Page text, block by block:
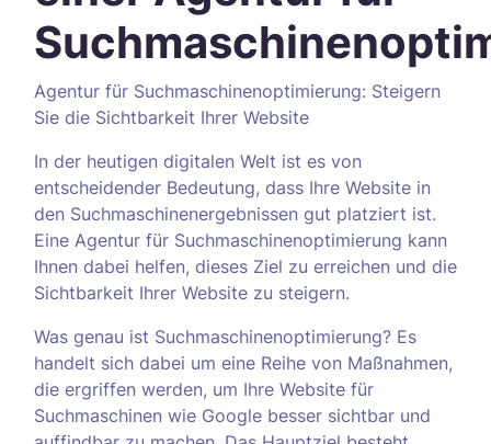
Agentur für Suchmaschinenoptimierung: Steigern
Sie die Sichtbarkeit Ihrer Website
In der heutigen digitalen Welt ist es von
entscheidender Bedeutung, dass Ihre Website in
den Suchmaschinenergebnissen gut platziert ist.
Eine Agentur für Suchmaschinenoptimierung kann
Ihnen dabei helfen, dieses Ziel zu erreichen und die
Sichtbarkeit Ihrer Website zu steigern.
Was genau ist Suchmaschinenoptimierung? Es
handelt sich dabei um eine Reihe von Maßnahmen,
die ergriffen werden, um Ihre Website für
Suchmaschinen wie Google besser sichtbar und